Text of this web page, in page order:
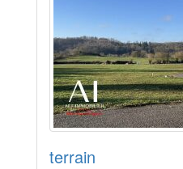
terrain